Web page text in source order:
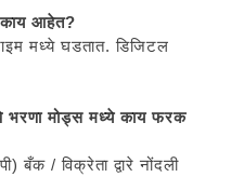
काय आहेत?
मध्ये घडतात. डिजिटल
भरणा मोड्स मध्ये काय फरक
बँक / विक्रेता द्वारे नोंदली